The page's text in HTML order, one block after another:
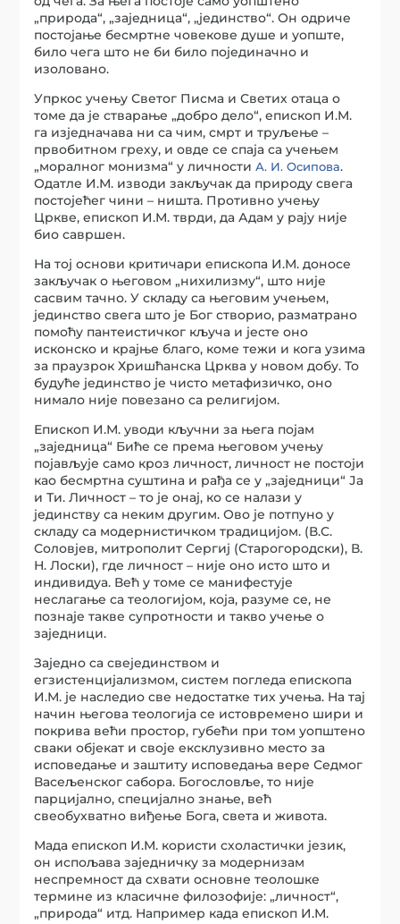
„природа“, „заједница“, „јединство“. Он одриче
постојање бесмртне човекове душе и уопште,
било чега што не би било појединачно и
изоловано.
Упркос учењу Светог Писма и Светих отаца о
томе да је стварање „добро дело“, епископ И.М.
га изједначава ни са чим, смрт и труљење –
првобитном греху, и овде се спаја са учењем
„моралног монизма“ у личностиА. И. Осипова.
Одатле И.М. изводи закључак да природу свега
постојећег чини – ништа. Противно учењу
Цркве, епископ И.М. тврди, да Адам у рају није
био савршен.
На тој основи критичари епископа И.М. доносе
закључак о његовом „нихилизму“, што није
сасвим тачно. У складу са његовим учењем,
јединство свега што је Бог створио, разматрано
помоћу пантеистичког кључа и јесте оно
исконско и крајње благо, коме тежи и кога узима
за праузрок Хришћанска Црква у новом добу. То
будуће јединство је чисто метафизичко, оно
нимало није повезано са религијом.
Епископ И.М. уводи кључни за њега појам
„заједница“ Биће се према његовом учењу
појављује само кроз личност, личност не постоји
као бесмртна суштина и рађа се у „заједници“ Ја
и Ти. Личност – то је онај, ко се налази у
јединству са неким другим. Ово је потпуно у
складу са модернистичком традицијом. (В.С.
Соловјев, митрополит Сергиј (Старогородски), В.
Н. Лоски), где личност – није оно исто што и
индивидуа. Већ у томе се манифестује
неслагање са теологијом, која, разуме се, не
познаје такве супротности и такво учење о
заједници.
Заједно са свејединством и
егзистенцијализмом, систем погледа епископа
И.М. је наследио све недостатке тих учења. На тај
начин његова теологија се истовремено шири и
покрива већи простор, губећи при том уопштено
сваки објекат и своје ексклузивно место за
исповедање и заштиту исповедања вере Седмог
Васељенског сабора. Богословље, то није
парцијално, специјално знање, већ
свеобухватно виђење Бога, света и живота.
Мада епископ И.М. користи схоластички језик,
он испољава заједничку за модернизам
неспремност да схвати основне теолошке
термине из класичне филозофије: „личност“,
„природа“ итд. Например када епископ И.М.